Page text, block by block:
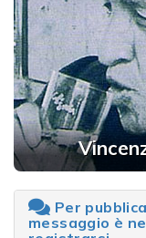
Per
messaggio è